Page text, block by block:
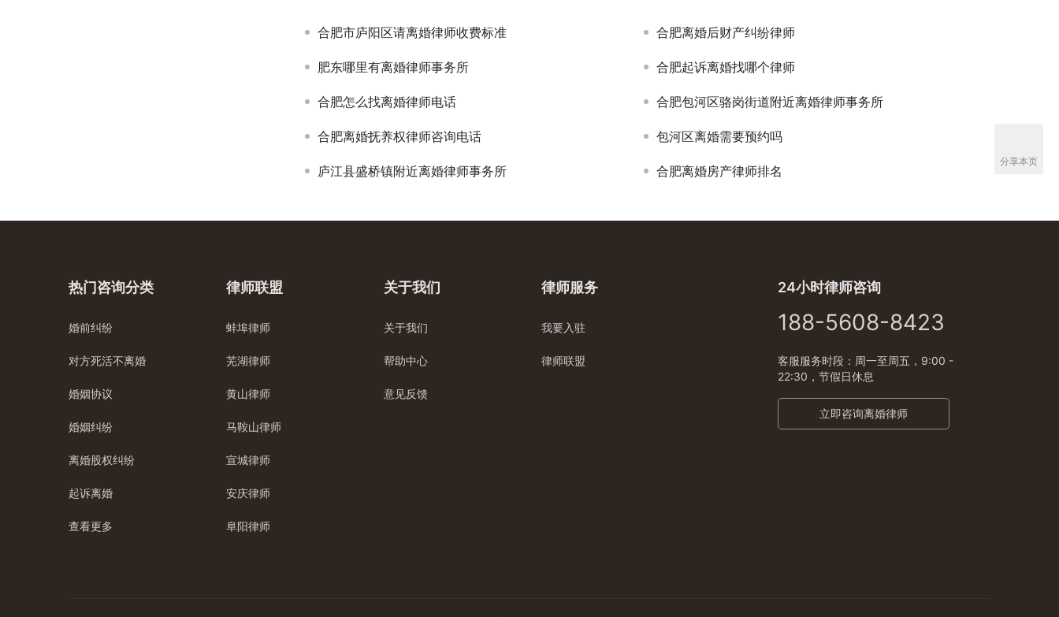
合肥市庐阳区请离婚律师收费标准 合肥离婚后财产纠纷律师
肥东哪里有离婚律师事务所 合肥起诉离婚找哪个律师
合肥怎么找离婚律师电话 合肥包河区骆岗街道附近离婚律师事务所
合肥离婚抚养权律师咨询电话 包河区离婚需要预约吗
庐江县盛桥镇附近离婚律师事务所 合肥离婚房产律师排名
热门咨询分类
婚前纠纷
对方死活不离婚
婚姻协议
婚姻纠纷
离婚股权纠纷
起诉离婚
查看更多
律师联盟
蚌埠律师
芜湖律师
黄山律师
马鞍山律师
宣城律师
安庆律师
阜阳律师
关于我们
关于我们
帮助中心
意见反馈
律师服务
我要入驻
律师联盟
24小时律师咨询
188-5608-8423
客服服务时段：周一至周五，9:00 -
22:30，节假日休息
立即咨询离婚律师
分享本页